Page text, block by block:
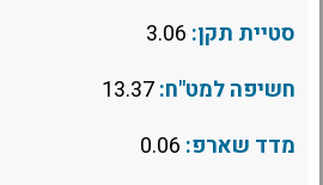
סטיית תקן:
חשיפה למט"ח:
מדד שארפ: